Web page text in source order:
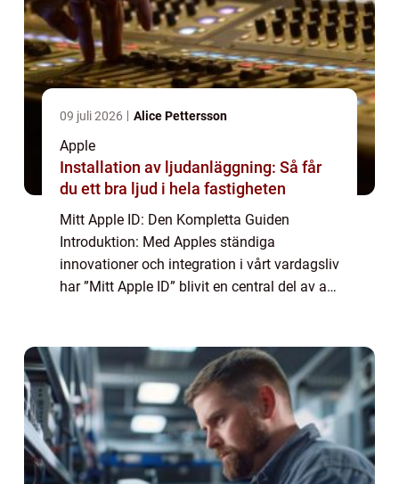
09 juli 2026 Alice Pettersson
Apple
Installation av ljudanläggning: Så får
du ett bra ljud i hela fastigheten
Mitt Apple ID: Den Kompletta Guiden
Introduktion: Med Apples ständiga
innovationer och integration i vårt vardagsliv
har ”Mitt Apple ID” blivit en central del av att